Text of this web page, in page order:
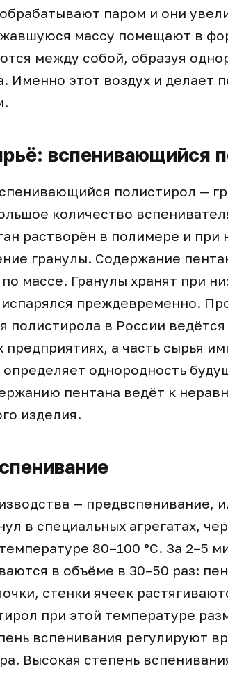
паром и они
массу помещают в
между собой, образуя
Именно этот воздух и делает
вспенивающийся
полистирол —
количество
растворён в полимере и при
гранулы. Содержание
по массе. Гранулы хранят при
преждевременно.
полистирола в России ведётся
предприятиях, а часть сырья
однородность
пентана ведёт к
изделия.
— предвспенивание,
в специальных агрегатах,
80–100 °C. За 2–5
в объёме в 30–50 раз:
стенки ячеек
при этой температуре
вспенивания регулируют
Высокая степень